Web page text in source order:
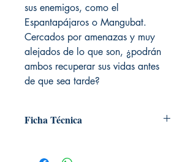
sus enemigos, como el
Espantapájaros o Mangubat.
Cercados por amenazas y muy
alejados de lo que son, ¿podrán
ambos recuperar sus vidas antes
de que sea tarde?
Ficha Técnica
Editorial: ECC